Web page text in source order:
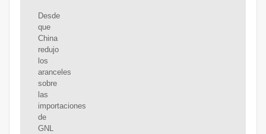
Desde
que
China
redujo
los
aranceles
sobre
las
importaciones
de
GNL